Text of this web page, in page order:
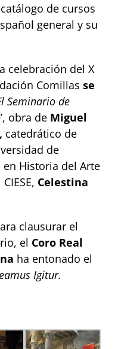
de cursos
general y su
celebración del X
Comillas se
Seminario de
’, obra de Miguel
catedrático de
de
Historia del Arte
Celestina
clausurar el
el Coro Real
ha entonado el
Igitur.